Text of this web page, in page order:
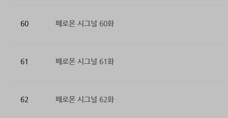
60 페로몬 시그널 60화
61 페로몬 시그널 61화
62 페로몬 시그널 62화